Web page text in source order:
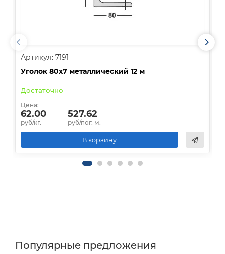
Артикул: 7191
Уголок 80х7 металлический 12 м
Достаточно
Цена:
62.00
руб/кг.
527.62
руб/пог. м.
В корзину
Популярные предложения